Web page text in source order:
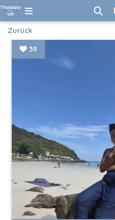
Zurück
39